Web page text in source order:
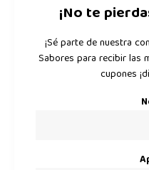
¡No te
¡Sé parte de nuestra
Sabores para recibir las
cupones